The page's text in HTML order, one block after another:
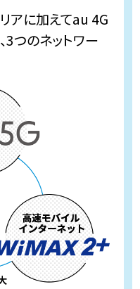
アに加えてau 4G
3つのネットワー